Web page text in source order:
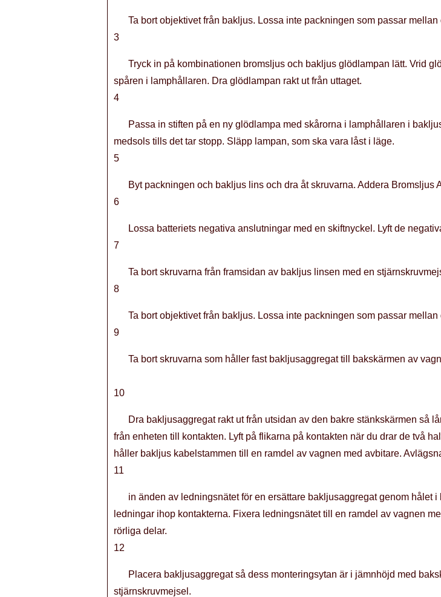
Ta bort objektivet från bakljus. Lossa inte packningen som passar
3
Tryck in på kombinationen bromsljus och bakljus glödlampan lätt. Vrid
spåren i lamphållaren. Dra glödlampan rakt ut från uttaget.
4
Passa in stiften på en ny glödlampa med skårorna i lamphållaren i
medsols tills det tar stopp. Släpp lampan, som ska vara låst i läge.
5
Byt packningen och bakljus lins och dra åt skruvarna. Addera Bromsljus
6
Lossa batteriets negativa anslutningar med en skiftnyckel. Lyft de
7
Ta bort skruvarna från framsidan av bakljus linsen med en
8
Ta bort objektivet från bakljus. Lossa inte packningen som passar
9
Ta bort skruvarna som håller fast bakljusaggregat till bakskärmen av
10
Dra bakljusaggregat rakt ut från utsidan av den bakre stänkskärmen så
från enheten till kontakten. Lyft på flikarna på kontakten när du drar de två
håller bakljus kabelstammen till en ramdel av vagnen med avbitare.
11
in änden av ledningsnätet för en ersättare bakljusaggregat genom hålet
ledningar ihop kontakterna. Fixera ledningsnätet till en ramdel av vagnen
rörliga delar.
12
Placera bakljusaggregat så dess monteringsytan är i jämnhöjd med
stjärnskruvmejsel.